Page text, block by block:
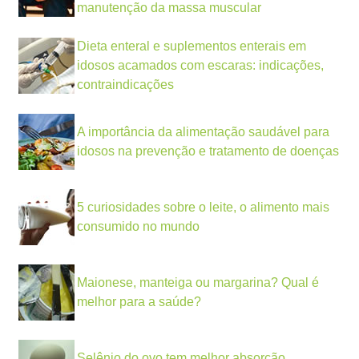
manutenção da massa muscular
Dieta enteral e suplementos enterais em
idosos acamados com escaras: indicações,
contraindicações
A importância da alimentação saudável para
idosos na prevenção e tratamento de doenças
5 curiosidades sobre o leite, o alimento mais
consumido no mundo
Maionese, manteiga ou margarina? Qual é
melhor para a saúde?